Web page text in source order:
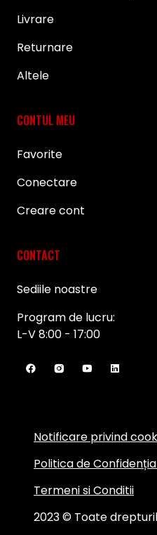
Livrare
Returnare
Altele
CONTUL MEU
Favorite
Conectare
Creare cont
CONTACT
Sediile noastre
Program de lucru:
L-V 8:00 - 17:00
2023 © Toate
Notificare privind
Politica de
Termeni si Conditii